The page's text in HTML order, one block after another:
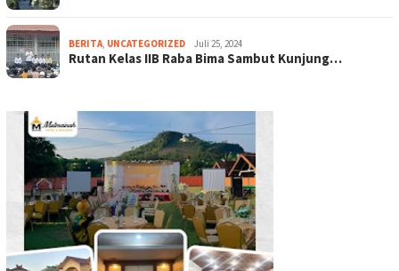
BERITA UNCATEGORIZED Juli 25, 2024
Rutan Kelas IIB Raba Bima Sambut Kunjung…